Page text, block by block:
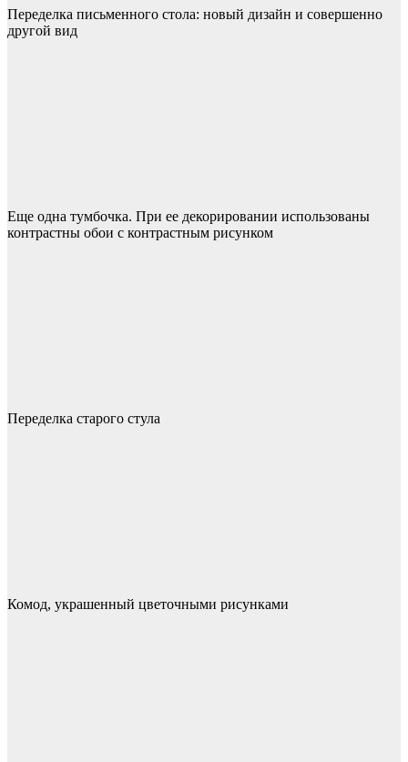
Переделка письменного стола: новый дизайн и совершенно
другой вид
Еще одна тумбочка. При ее декорировании использованы
контрастны обои с контрастным рисунком
Переделка старого стула
Комод, украшенный цветочными рисунками